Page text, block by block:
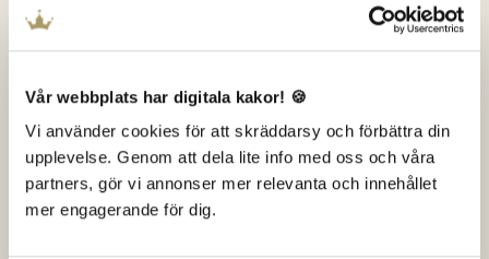
Vår webbplats har digitala kakor! 🍪
Vi använder cookies för att skräddarsy och förbättra din
upplevelse. Genom att dela lite info med oss och våra
partners, gör vi annonser mer relevanta och innehållet
mer engagerande för dig.